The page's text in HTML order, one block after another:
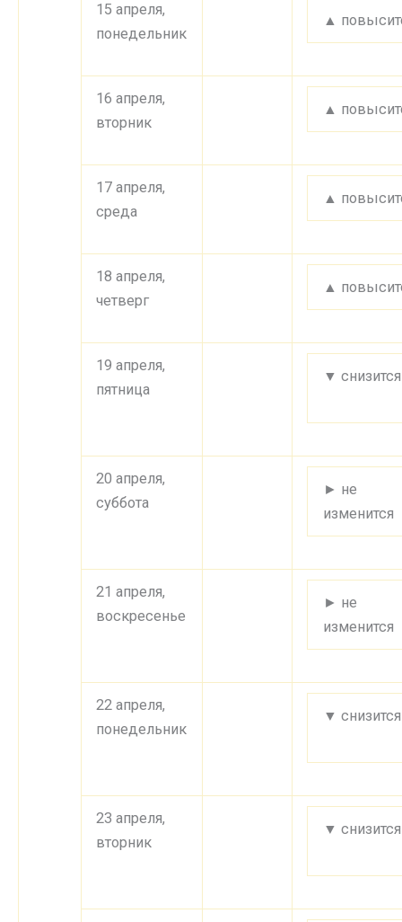
15 апреля,
понедельник
▲
16 апреля,
вторник
▲
17 апреля,
среда
▲
18 апреля,
четверг
▲
19 апреля,
пятница
▼ снизится
20 апреля,
суббота
► не
изменится
21 апреля,
воскресенье
► не
изменится
22 апреля,
понедельник
▼ снизится
23 апреля,
вторник
▼ снизится